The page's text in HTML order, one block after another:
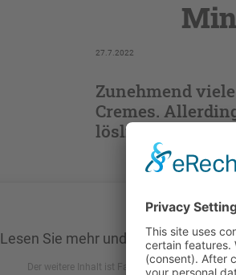
27.7.2022
Zunehmend
Cremes.
löslich in Wasser
Lesen Sie mehr und loggen Sie sich
Der weitere Inhalt ist Fachkreisen vorbehalten.